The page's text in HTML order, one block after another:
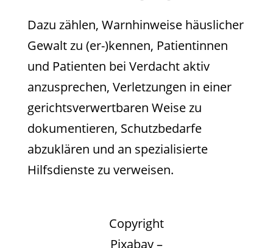
Dazu zählen, Warnhinweise häuslicher
Gewalt zu (er-)kennen, Patientinnen
und Patienten bei Verdacht aktiv
anzusprechen, Verletzungen in einer
gerichtsverwertbaren Weise zu
dokumentieren, Schutzbedarfe
abzuklären und an spezialisierte
Hilfsdienste zu verweisen.
Copyright
Pixabay –